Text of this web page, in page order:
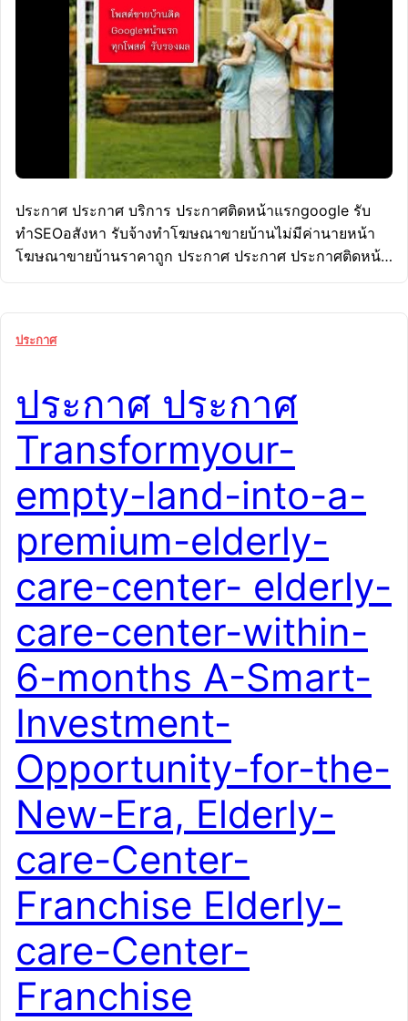
ประกาศ ประกาศ บริการ ประกาศติดหน้าแรกgoogle รับ
ทำSEOอสังหา รับจ้างทำโฆษณาขายบ้านไม่มีค่านายหน้า
โฆษณาขายบ้านราคาถูก ประกาศ ประกาศ ประกาศติดหน้า
ประกาศ รับจ้างทำโฆษณาขายบ้านไม่มีค่านายหน้า ประกาศ
ติดหน้าแรกgoogle รับจ้างทำโฆษณาขายบ้านไม่มีค่านาย
หน้า รับทำSEOอสังหา รับทำโฆษณาขายบ้านราคาถูก
ประกาศติดหน้าแรกgoogle รับจ้างทำโฆษณาขายบ้านไม่มี
ค่านายหน้า รับทำSEOอสังหา ราคาถูก ซื้อขายให้เช่า
โฆษณา บ้านที่ดิน อสังหา สินค้า บริการ ติดหน้า1กูเกิล
เว็บไซต์ประกาศ ฟรีโฆษณา ประกาศ รับจ้างทำโฆษณาขาย
บ้าน ไม่มีค่านายหน้า ซื้อขายสินค้า รับทำSEOถูกมาก บ้าน
ที่ดิน บริการ ติดหน้าแรกกูเกิล โพสขายบ้านกับบริษัท ลง
ประกาศฟรีขายสินค้า
https://fastwork.co/user/surachaipr/promote-page-
21677396 รับจ้างทำโฆษณาขายบ้านที่ดิน ไม่มีค่านายหน้า
น่าเชื่อถือ โดยบริษัทใหญ่ รับจ้างโฆษณาขายบ้าน รับโพสต์
ขายบ้านที่ดินบ้าน […]
ประกาศ
ประกาศ ประกาศ
Transformyour-
empty-land-into-a-
premium-elderly-
care-center- elderly-
care-center-within-
6-months A-Smart-
Investment-
Opportunity-for-the-
New-Era, Elderly-
care-Center-
Franchise Elderly-
care-Center-
Franchise